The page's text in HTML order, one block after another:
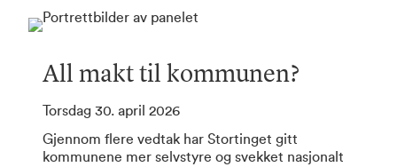
All makt til kommunen?
Torsdag 30. april 2026
Gjennom flere vedtak har Stortinget gitt
kommunene mer selvstyre og svekket nasjonalt